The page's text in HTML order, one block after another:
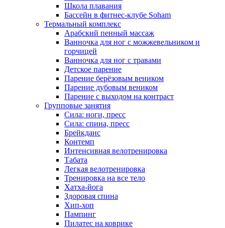
Школа плавания
Бассейн в фитнес-клубе Soham
Термальный комплекс
Арабский пенный массаж
Ванночка для ног с можжевельником и
горчицей
Ванночка для ног с травами
Детское парение
Парение берёзовым веником
Парение дубовым веником
Парение с выходом на контраст
Групповые занятия
Сила: ноги, пресс
Сила: спина, пресс
Брейкданс
Контемп
Интенсивная велотренировка
Табата
Легкая велотренировка
Тренировка на все тело
Хатха-йога
Здоровая спина
Хип-хоп
Пампинг
Пилатес на коврике